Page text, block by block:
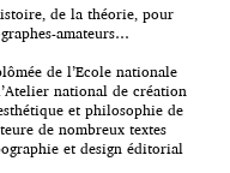
de la théorie, pour
amateurs…
de l’Ecole nationale
national de création
et philosophie de
de nombreux textes
et design éditorial